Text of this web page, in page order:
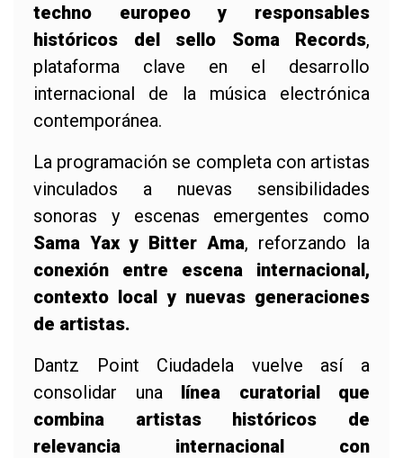
techno europeo y responsables
históricos del sello Soma Records,
plataforma clave en el desarrollo
internacional de la música electrónica
contemporánea.
La programación se completa con artistas
vinculados a nuevas sensibilidades
sonoras y escenas emergentes como
Sama Yax y Bitter Ama, reforzando la
conexión entre escena internacional,
contexto local y nuevas generaciones
de artistas.
Dantz Point Ciudadela vuelve así a
consolidar una línea curatorial que
combina artistas históricos de
relevancia internacional con